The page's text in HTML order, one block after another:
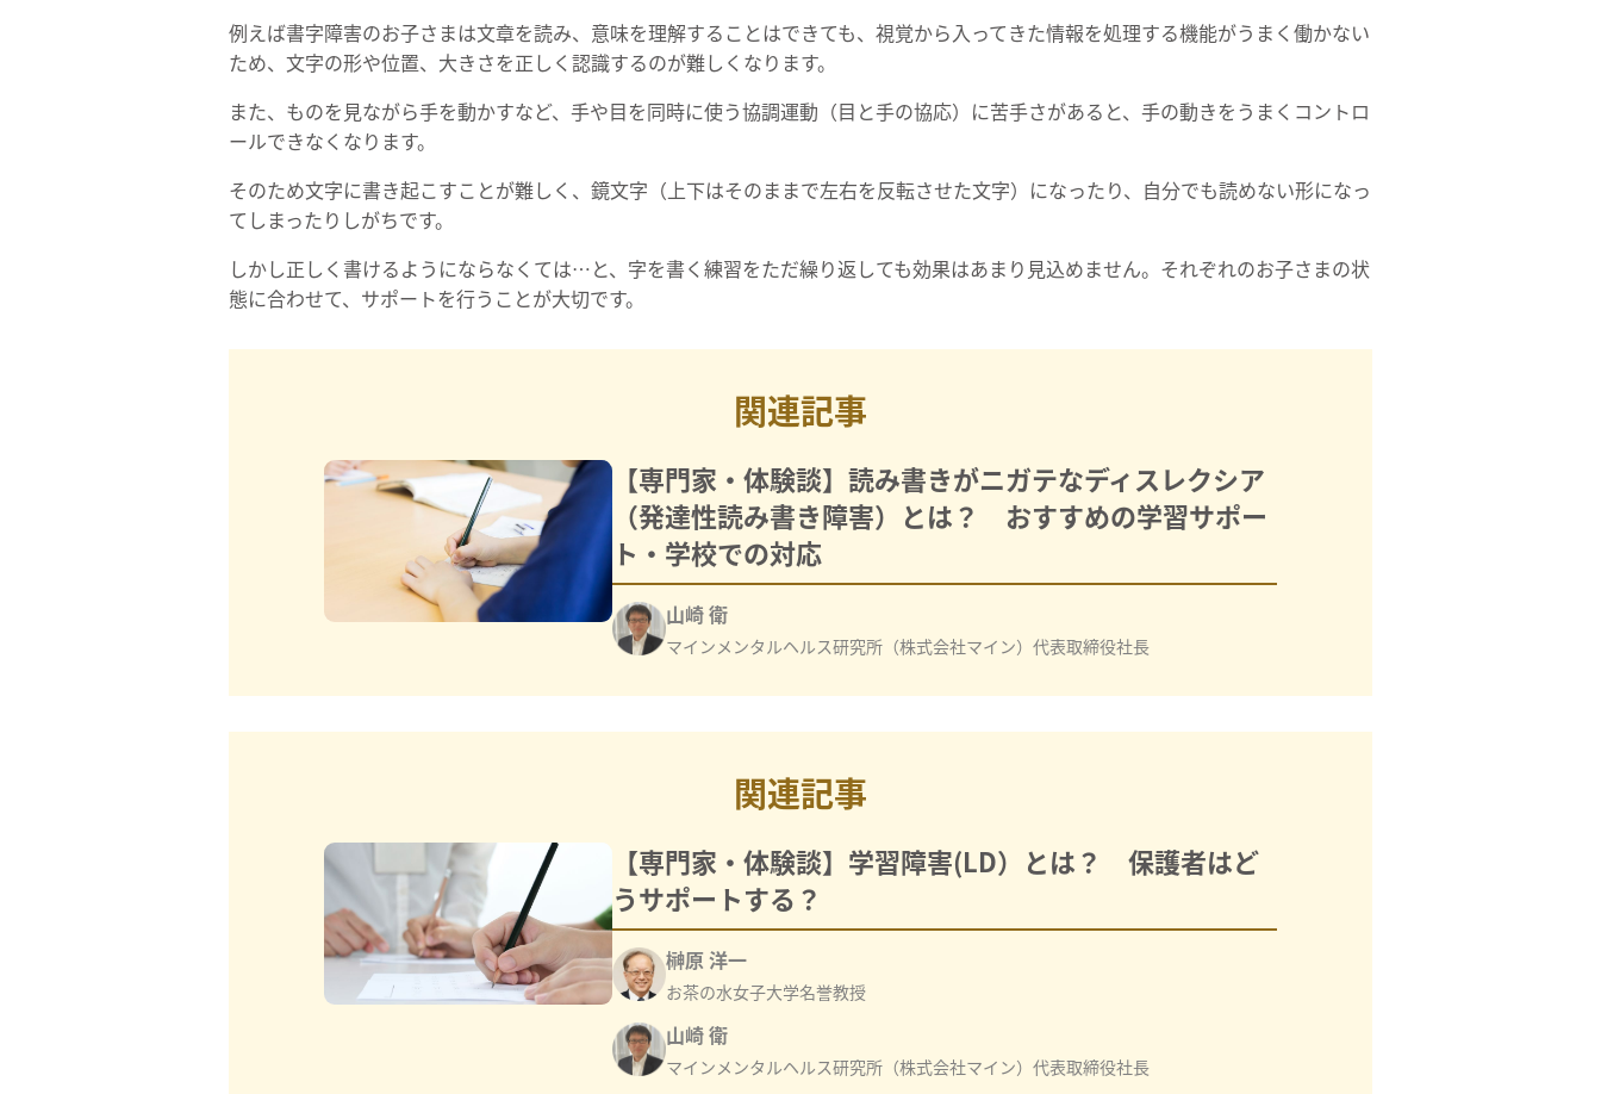
例えば書字障害のお子さまは文章を読み、意味を理解することはできても、視覚から入ってきた情報を処理する機能がうまく働かない
ため、文字の形や位置、大きさを正しく認識するのが難しくなります。
また、ものを見ながら手を動かすなど、手や目を同時に使う協調運動（目と手の協応）に苦手さがあると、手の動きをうまくコントロ
ールできなくなります。
そのため文字に書き起こすことが難しく、鏡文字（上下はそのままで左右を反転させた文字）になったり、自分でも読めない形になっ
てしまったりしがちです。
しかし正しく書けるようにならなくては…と、字を書く練習をただ繰り返しても効果はあまり見込めません。それぞれのお子さまの状
態に合わせて、サポートを行うことが大切です。
関連記事
【専門家・体験談】読み書きがニガテなディスレクシア
（発達性読み書き障害）とは？ おすすめの学習サポー
ト・学校での対応
山崎 衛
マインメンタルヘルス研究所（株式会社マイン）代表取締役社長
関連記事
【専門家・体験談】学習障害(LD）とは？ 保護者はど
うサポートする？
榊原 洋一
お茶の水女子大学名誉教授
山崎 衛
マインメンタルヘルス研究所（株式会社マイン）代表取締役社長